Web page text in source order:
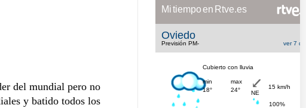
del mundial pero no
y batido todos los